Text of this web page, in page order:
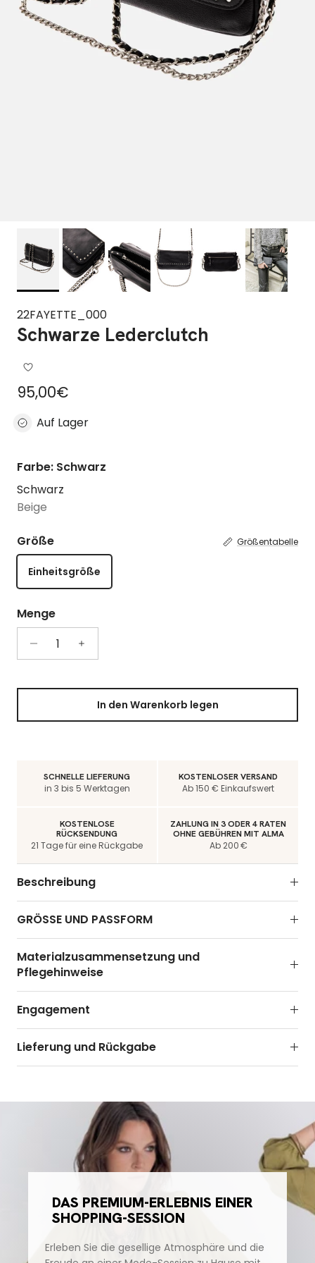
22FAYETTE_000
Schwarze Lederclutch
Regulärer Preis
95,00€
Auf Lager
Farbe: Schwarz
Schwarz
Beige
Größentabelle
Größe
Einheitsgröße
Menge
In den Warenkorb legen
SCHNELLE LIEFERUNG
in 3 bis 5 Werktagen
KOSTENLOSER VERSAND
Ab 150 € Einkaufswert
KOSTENLOSE
RÜCKSENDUNG
21 Tage für eine Rückgabe
ZAHLUNG IN 3 ODER 4 RATEN
OHNE GEBÜHREN MIT ALMA
Ab 200 €
Beschreibung
GRÖSSE UND PASSFORM
Materialzusammensetzung und
Pflegehinweise
Engagement
Lieferung und Rückgabe
DAS PREMIUM-ERLEBNIS EINER
SHOPPING-SESSION
Erleben Sie die gesellige Atmosphäre und die